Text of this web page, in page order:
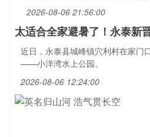
2026-08-06 21:56:00
太适合全家避暑了！永泰新
近日，永泰县城峰镇穴利村在家门
——小洋湾水上公园。
2026-08-06 12:24:00